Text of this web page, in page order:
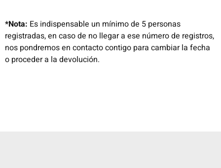
*Nota: Es indispensable un mínimo de 5 personas
registradas, en caso de no llegar a ese número de registros,
nos pondremos en contacto contigo para cambiar la fecha
o proceder a la devolución.